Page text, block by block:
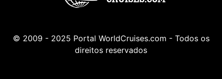
© 2009 - 2025 Portal WorldCruises.com - Todos os
direitos reservados